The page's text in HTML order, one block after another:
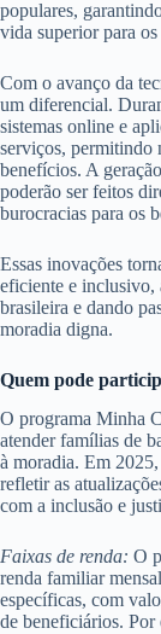
populares,
vida superior para
Com o avanço da
um diferencial.
sistemas online e
serviços, permitindo
benefícios. A
poderão ser feitos
burocracias para os
Essas inovações
eficiente e inclusivo,
brasileira e dando
moradia digna.
Quem pode
O programa Minha
atender famílias de
à moradia. Em
refletir as
com a inclusão e
Faixas de renda: O
renda familiar
específicas, com
de beneficiários. Por